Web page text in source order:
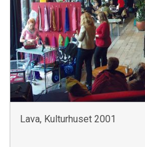
Lava, Kulturhuset 2001